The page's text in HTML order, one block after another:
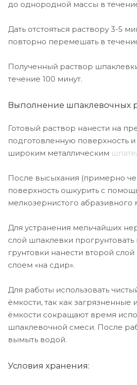
до однородной массы в
Дать отстояться раствору 3-5
повторно перемешать в
Полученный раствор
течение 100 минут.
Выполнение шпаклевочных
Готовый раствор нанести на
подготовленную поверхность
широким металлическим
После высыхания (примерно
поверхность ошкурить с
мелкозернистого абразивного
Для устранения мельчайших
слой шпаклевки
грунтовки нанести второй
слоем «на сдир».
Для работы использовать
ёмкости, так как загрязненные
ёмкости сокращают время
шпаклевочной смеси. После
вымыть водой.
Условия хранения: